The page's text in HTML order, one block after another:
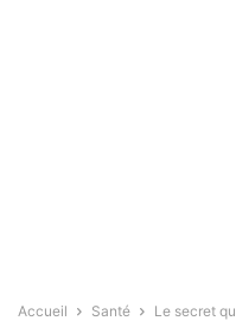
Accueil Santé Le secret